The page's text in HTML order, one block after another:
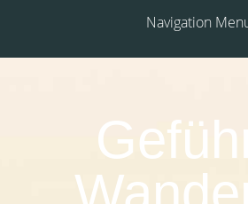
Navigation
3:00